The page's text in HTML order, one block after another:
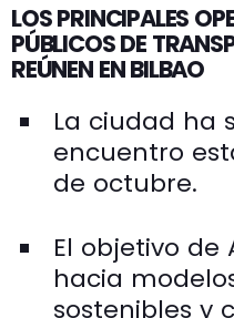
LOS PRINCIPALES
PÚBLICOS DE
REÚNEN EN BILBAO
La ciudad ha
encuentro
de octubre.
El objetivo de
hacia
sostenibles y